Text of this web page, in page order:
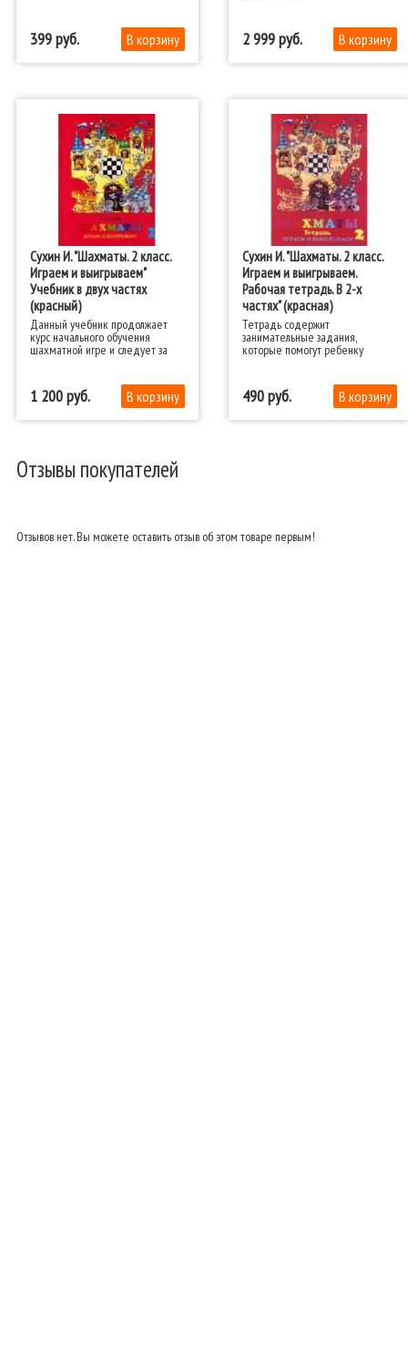
399 2 999
Сухин И. "Шахматы. 2 класс.
Играем и выигрываем"
Учебник в двух частях
(красный)
Данный учебник продолжает
курс начального обучения
шахматной игре и следует за
учебником "Шахматы, первый
белые чудес и тайн полны".
1 200
Сухин И. "Шахматы. 2 класс.
Играем и выигрываем.
Рабочая тетрадь. В 2-х
частях" (красная)
Тетрадь содержит
занимательные задания,
которые помогут ребенку
освоить основы шахматной
490
Отзывы покупателей
Отзывов нет. Вы можете оставить отзыв об этом товаре первым!